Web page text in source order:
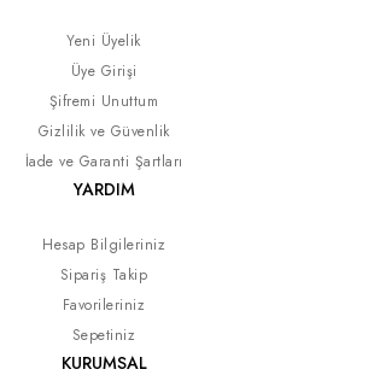
Yeni Üyelik
Üye Girişi
Şifremi Unuttum
Gizlilik ve Güvenlik
İade ve Garanti Şartları
YARDIM
Hesap Bilgileriniz
Sipariş Takip
Favorileriniz
Sepetiniz
KURUMSAL